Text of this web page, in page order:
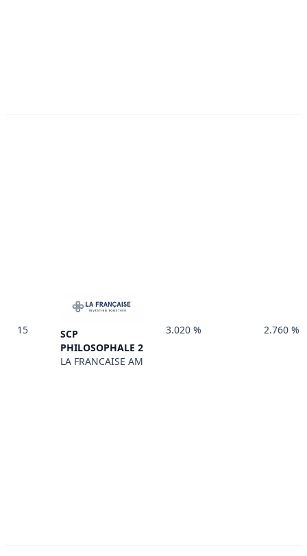
15
SCP
PHILOSOPHALE 2
LA FRANCAISE AM
3.020 % 2.760 %